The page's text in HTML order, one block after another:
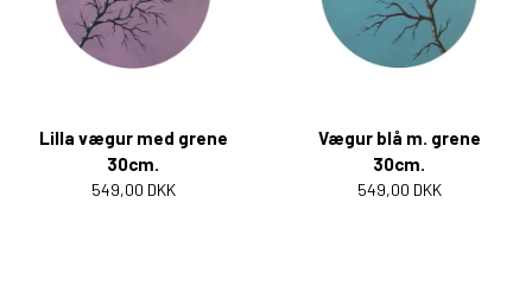
Lilla vægur med grene
30cm.
549,00 DKK
Vægur blå m. grene
30cm.
549,00 DKK